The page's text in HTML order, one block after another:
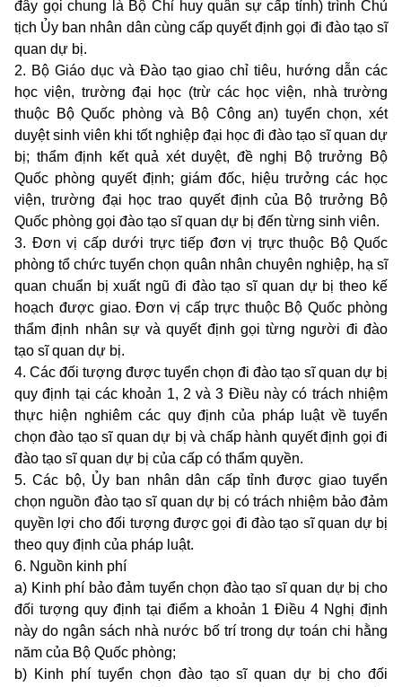
đây gọi chung là Bộ Chỉ huy quân sự cấp tỉnh) trình Chủ
tịch Ủy ban nhân dân cùng cấp quyết định gọi đi đào tạo sĩ
quan dự bị.
2. Bộ Giáo dục và Đào tạo giao chỉ tiêu, hướng dẫn các
học viện, trường đại học (trừ các học viện, nhà trường
thuộc Bộ Quốc phòng và Bộ Công an) tuyển chọn, xét
duyệt sinh viên khi tốt nghiệp đại học đi đào tạo sĩ quan dự
bị; thẩm định kết quả xét duyệt, đề nghị Bộ trưởng Bộ
Quốc phòng quyết định; giám đốc, hiệu trưởng các học
viện, trường đại học trao quyết định của Bộ trưởng Bộ
Quốc phòng gọi đào tạo sĩ quan dự bị đến từng sinh viên.
3. Đơn vị cấp dưới trực tiếp đơn vị trực thuộc Bộ Quốc
phòng tổ chức tuyển chọn quân nhân chuyên nghiệp, hạ sĩ
quan chuẩn bị xuất ngũ đi đào tạo sĩ quan dự bị theo kế
hoạch được giao. Đơn vị cấp trực thuộc Bộ Quốc phòng
thẩm định nhân sự và quyết định gọi từng người đi đào
tạo sĩ quan dự bị.
4. Các đối tượng được tuyển chọn đi đào tạo sĩ quan dự bị
quy định tại các khoản 1, 2 và 3 Điều này có trách nhiệm
thực hiện nghiêm các quy định của pháp luật về tuyển
chọn đào tạo sĩ quan dự bị và chấp hành quyết định gọi đi
đào tạo sĩ quan dự bị của cấp có thẩm quyền.
5. Các bộ, Ủy ban nhân dân cấp tỉnh được giao tuyển
chọn nguồn đào tạo sĩ quan dự bị có trách nhiệm bảo đảm
quyền lợi cho đối tượng được gọi đi đào tạo sĩ quan dự bị
theo quy định của pháp luật.
6. Nguồn kinh phí
a) Kinh phí bảo đảm tuyển chọn đào tạo sĩ quan dự bị cho
đối tượng quy định tại điểm a khoản 1 Điều 4 Nghị định
này do ngân sách nhà nước bố trí trong dự toán chi hằng
năm của Bộ Quốc phòng;
b) Kinh phí tuyển chọn đào tạo sĩ quan dự bị cho đối